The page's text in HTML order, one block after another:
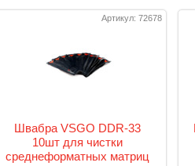
Артикул: 72678
Швабра VSGO DDR-33
10шт для чистки
среднеформатных матриц